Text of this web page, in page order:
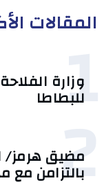
المقالات
1
وزارة
للبطاطا
2
مضيق هرمز/
بالتزامن مع